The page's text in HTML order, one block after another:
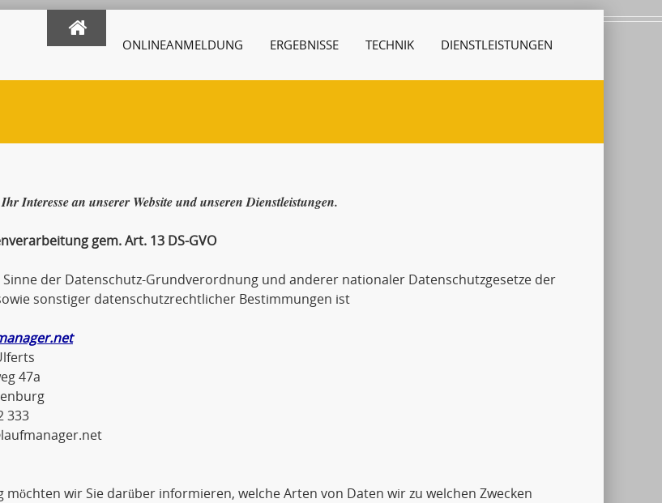
ONLINEANMELDUNG ERGEBNISSE TECHNIK DIENSTLEISTUNGEN
Interesse an unserer Website und unseren Dienstleistungen.
gem. Art. 13 DS-GVO
der Datenschutz-Grundverordnung und anderer nationaler Datenschutzgesetze der
sonstiger datenschutzrechtlicher Bestimmungen ist
47a
möchten wir Sie darüber informieren, welche Arten von Daten wir zu welchen Zwecken